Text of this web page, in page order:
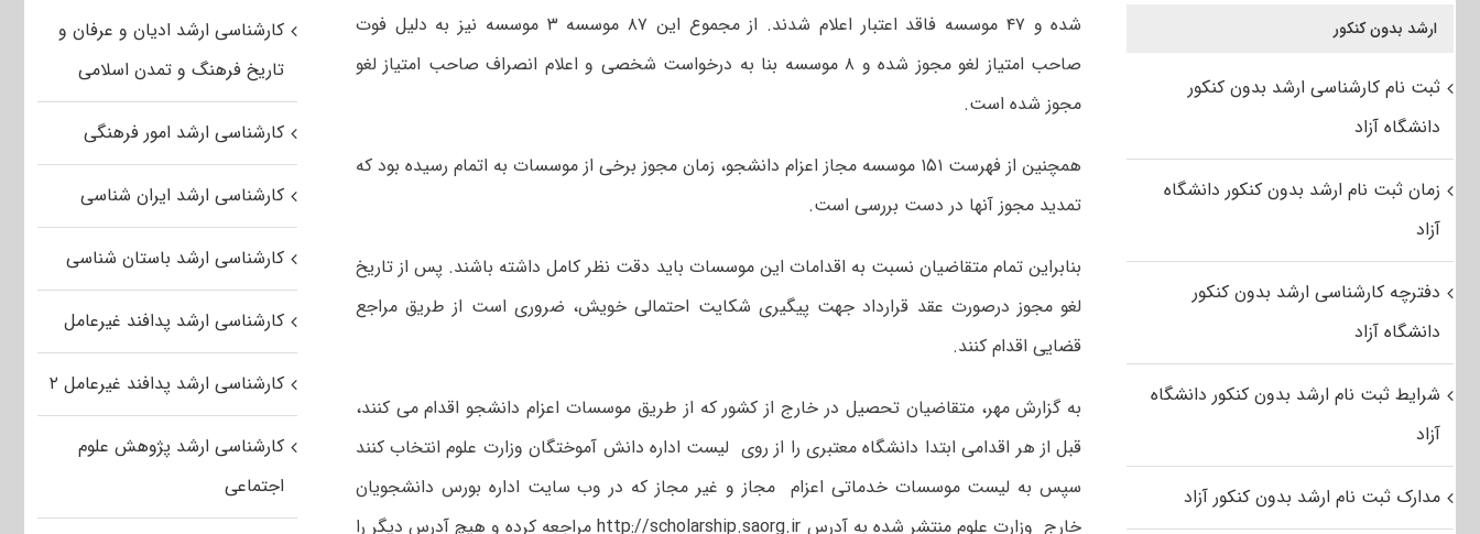
شده و ۴۷ موسسه فاقد اعتبار اعلام شدند. از مجموع این ۸۷ موسسه ۳ موسسه نیز به دلیل فوت
صاحب امتیاز لغو مجوز شده و ۸ موسسه بنا به درخواست شخصی و اعلام انصراف صاحب امتیاز لغو
مجوز شده است.
همچنین از فهرست ۱۵۱ موسسه مجاز اعزام دانشجو، زمان مجوز برخی از موسسات به اتمام رسیده بود که
تمدید مجوز آنها در دست بررسی است.
بنابراین تمام متقاضیان نسبت به اقدامات این موسسات باید دقت نظر کامل داشته باشند. پس از تاریخ
لغو مجوز درصورت عقد قرارداد جهت پیگیری شکایت احتمالی خویش، ضروری است از طریق مراجع
قضایی اقدام کنند.
به گزارش مهر، متقاضیان تحصیل در خارج از کشور که از طریق موسسات اعزام دانشجو اقدام می کنند،
قبل از هر اقدامی ابتدا دانشگاه معتبری را از روی لیست اداره دانش آموختگان وزارت علوم انتخاب کنند
سپس به لیست موسسات خدماتی اعزام مجاز و غیر مجاز که در وب سایت اداره بورس دانشجویان
خارج وزارت علوم منتشر شده به آدرس http://scholarship.saorg.ir مراجعه کرده و هیچ آدرس دیگر را
کارشناسی ارشد ادیان و عرفان و
تاریخ فرهنگ و تمدن اسلامی
کارشناسی ارشد امور فرهنگی
کارشناسی ارشد ایران شناسی
کارشناسی ارشد باستان شناسی
کارشناسی ارشد پدافند غیرعامل
کارشناسی ارشد پدافند غیرعامل ۲
کارشناسی ارشد پژوهش علوم
اجتماعی
ارشد بدون کنکور
ثبت نام کارشناسی ارشد بدون کنکور
دانشگاه آزاد
زمان ثبت نام ارشد بدون کنکور دانشگاه
آزاد
دفترچه کارشناسی ارشد بدون کنکور
دانشگاه آزاد
شرایط ثبت نام ارشد بدون کنکور دانشگاه
آزاد
مدارک ثبت نام ارشد بدون کنکور آزاد